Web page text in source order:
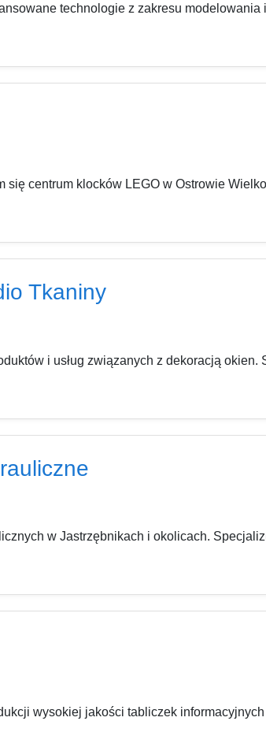
technologie z zakresu
centrum klocków LEGO w Ostrowie
Tkaniny
i usług związanych z dekoracją okien.
w Jastrzębnikach i okolicach.
wysokiej jakości tabliczek